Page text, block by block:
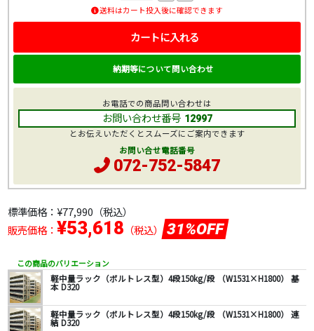
標準価格： ¥77,990 （税込）
販売価格： ¥53,618 （税込） 31%OFF
この商品のバリエーション
軽中量ラック（ボルトレス型）4段150kg/段 （W1531×H1800） 基
本 D320
軽中量ラック（ボルトレス型）4段150kg/段 （W1531×H1800） 連
結 D320
送料はカート投入後に確認できます
カートに入れる
納期等について問い合わせ
お電話での商品問い合わせは
お問い合わせ番号 12997
とお伝えいただくとスムーズにご案内できます
お問い合せ電話番号
072-752-5847